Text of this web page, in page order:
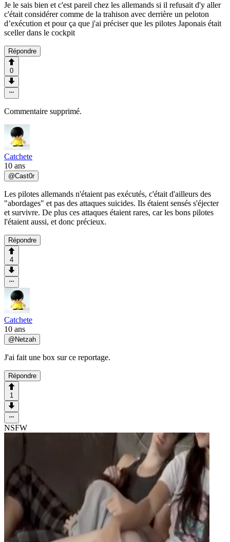
Je le sais bien et c'est pareil chez les allemands si il refusait d'y aller
c'était considérer comme de la trahison avec derrière un peloton
d’exécution et pour ça que j'ai préciser que les pilotes Japonais était
sceller dans le cockpit
Répondre
0
Commentaire supprimé.
Catchete
10 ans
@Cast0r
Les pilotes allemands n'étaient pas exécutés, c'était d'ailleurs des
"abordages" et pas des attaques suicides. Ils étaient sensés s'éjecter
et survivre. De plus ces attaques étaient rares, car les bons pilotes
l'étaient aussi, et donc précieux.
Répondre
4
Catchete
10 ans
@ Netzah
J'ai fait une box sur ce reportage.
Répondre
1
NSFW